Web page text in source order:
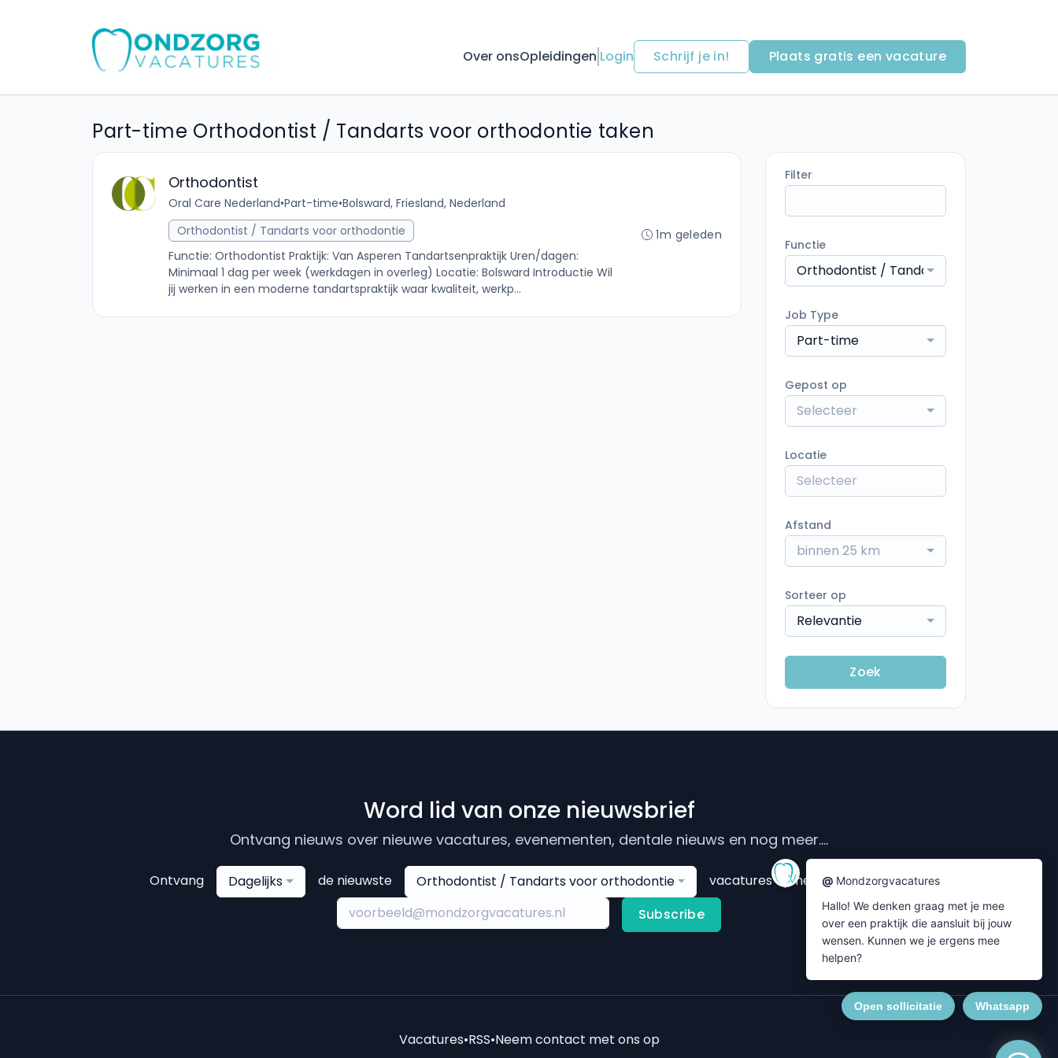
Over onsOpleidingen Login Schrijf je in! Plaats gratis een vacature
Part-time Orthodontist / Tandarts voor orthodontie taken
Orthodontist
Oral Care Nederland•Part-time•Bolsward, Friesland, Nederland
Orthodontist / Tandarts voor orthodontie
Functie: Orthodontist Praktijk: Van Asperen Tandartsenpraktijk Uren/dagen:
Minimaal 1 dag per week (werkdagen in overleg) Locatie: Bolsward Introductie Wil
jij werken in een moderne tandartspraktijk waar kwaliteit, werkp...
1m geleden
Filter
Functie
Orthodontist / Tandarts voor orthodontie
Job Type
Part-time
Gepost op
Selecteer
Locatie
Afstand
binnen 25 km
Sorteer op
Relevantie
Zoek
Word lid van onze nieuwsbrief
Ontvang nieuws over nieuwe vacatures, evenementen, dentale nieuws en nog meer....
Ontvang Dagelijks de nieuwste Orthodontist / Tandarts voor orthodontie
vacatures op het e-mailadres
Subscribe
Vacatures•RSS•Neem contact met ons op